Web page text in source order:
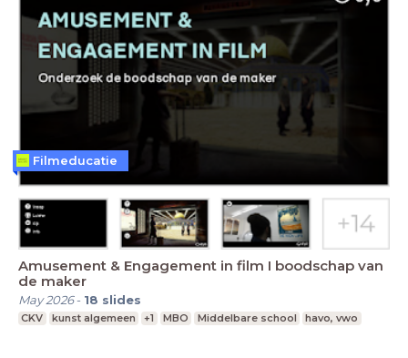
Amusement & Engagement in film I boodschap van
de maker
May 2026- 18 slides
CKV kunst algemeen +1 MBO Middelbare school havo, vwo
Filmeducatie